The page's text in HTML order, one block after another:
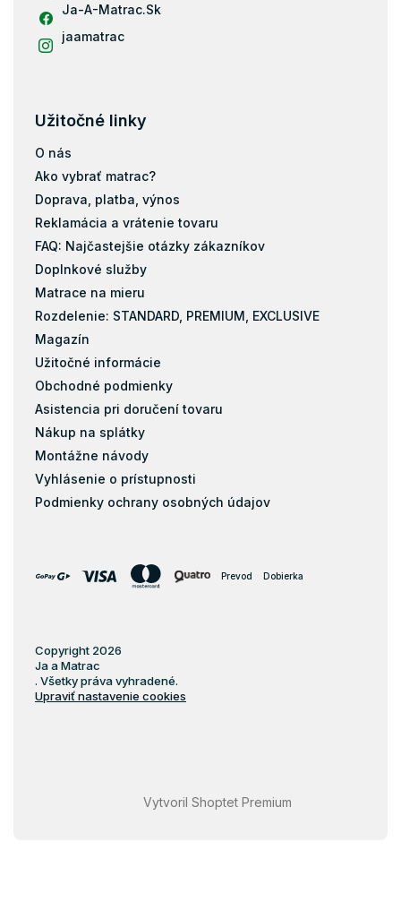
Matrace 200x80
Matrace 200x140
Matrace 200x180
Matrace 200x200
Matrace 120x184
Taštičky
Matrace s masážnou penou
Matrace zo studenej peny
Pena
Pohánkové matrace
pohankove-matrace
Pružiny
Biopena
Taštičkové matrace 80x184
Ja-A-Matrac.Sk
jaamatrac
Užitočné linky
O nás
Ako vybrať matrac?
Doprava, platba, výnos
Reklamácia a vrátenie tovaru
FAQ: Najčastejšie otázky zákazníkov
Doplnkové služby
Matrace na mieru
Rozdelenie: STANDARD, PREMIUM, EXCLUSIVE
Magazín
Užitočné informácie
Obchodné podmienky
Asistencia pri doručení tovaru
Nákup na splátky
Montážne návody
Vyhlásenie o prístupnosti
Podmienky ochrany osobných údajov
Prevod Dobierka
Vytvoril Shoptet Premium
Copyright 2026
Ja a Matrac
. Všetky práva vyhradené.
Upraviť nastavenie cookies